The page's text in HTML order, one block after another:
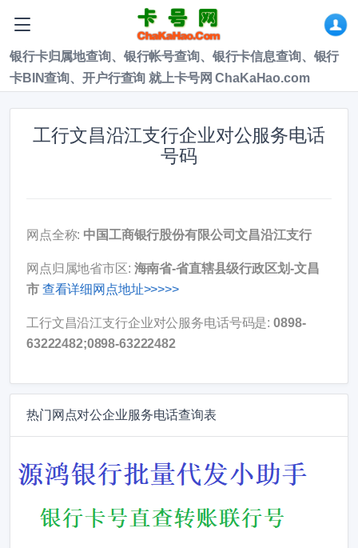
银行卡归属地查询、银行帐号查询、银行卡信息查询、银行
卡BIN查询、开户行查询 就上卡号网 ChaKaHao.com
工行文昌沿江支行企业对公服务电话
号码
网点全称: 中国工商银行股份有限公司文昌沿江支行
网点归属地省市区: 海南省-省直辖县级行政区划-文昌
市 查看详细网点地址>>>>>
工行文昌沿江支行企业对公服务电话号码是:0898-
63222482;0898-63222482
热门网点对公企业服务电话查询表